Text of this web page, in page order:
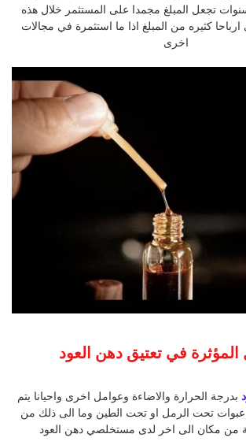
تجعل المبلغ مجمدا على المستثمر خلال هذه
كثيره من المبلغ اذا ما استثمرة في مجالات
اخرى
المؤثرة في تعتيق دهن العود
بدرجة الحرارة والاضاءة وعوامل اخرى واحيانا يتم
تحت الرمل او تحت الطين وما الى ذلك من
من مكان الى اخر لدى مستخلصي دهن العود